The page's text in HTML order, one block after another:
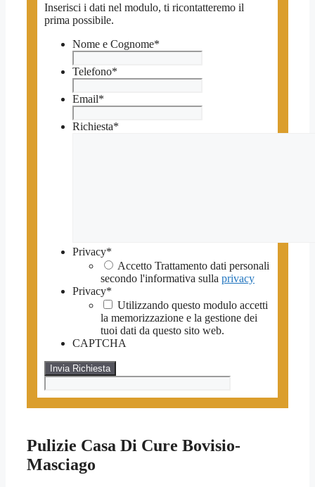
Inserisci i dati nel modulo, ti ricontatteremo il
prima possibile.
Nome e Cognome*
Telefono*
Email*
Richiesta*
Privacy*
Accetto Trattamento dati personali
secondo l'informativa sulla privacy
Privacy*
Utilizzando questo modulo accetti
la memorizzazione e la gestione dei
tuoi dati da questo sito web.
CAPTCHA
Pulizie Casa Di Cure Bovisio-
Masciago